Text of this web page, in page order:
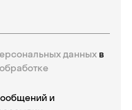
данных в
и